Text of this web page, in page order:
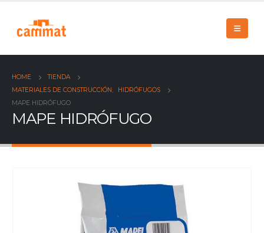
HOME
TIENDA
MATERIALES DE CONSTRUCCIÓN,
HIDRÓFUGOS
MAPE HIDRÓFUGO
MAPE HIDRÓFUGO